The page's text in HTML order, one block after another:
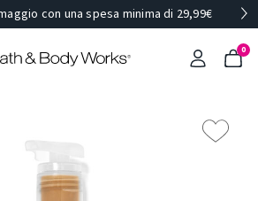
con una spesa minima di 29,99€
0